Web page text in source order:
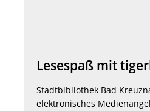
Lesespaß mit
Stadtbibliothek Bad
elektronisches